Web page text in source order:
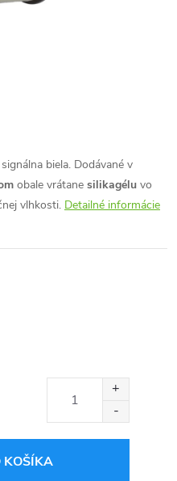
biela. Dodávané v
obale vrátane silikagélu vo
vlhkosti. Detailné informácie
KOŠÍKA